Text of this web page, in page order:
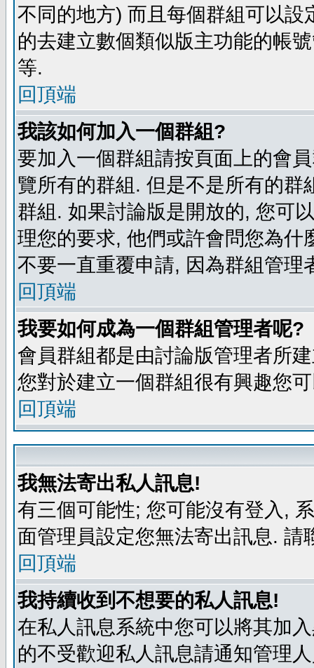
不同的地方) 而且每個群組可以
的去建立數個類似版主功能的帳
等.
回頂端
我該如何加入一個群組?
要加入一個群組請按頁面上的會
覽所有的群組. 但是不是所有的
群組. 如果討論版是開放的, 您可
理您的要求, 他們或許會問您為
不要一直重覆申請, 因為群組管理
回頂端
我要如何成為一個群組管理者呢?
會員群組都是由討論版管理者所
您對於建立一個群組很有興趣您
回頂端
我無法寄出私人訊息!
有三個可能性; 您可能沒有登入,
面管理員設定您無法寄出訊息. 請
回頂端
我持續收到不想要的私人訊息!
在私人訊息系統中您可以將其加
的不受歡迎私人訊息請通知管理